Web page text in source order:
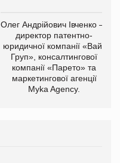
Олег Андрійович Івченко —
директор патентно-
юридичної компанії «Вайз
Груп», консалтингової
компанії «Парето» та
маркетингової агенції
Myka Agency.